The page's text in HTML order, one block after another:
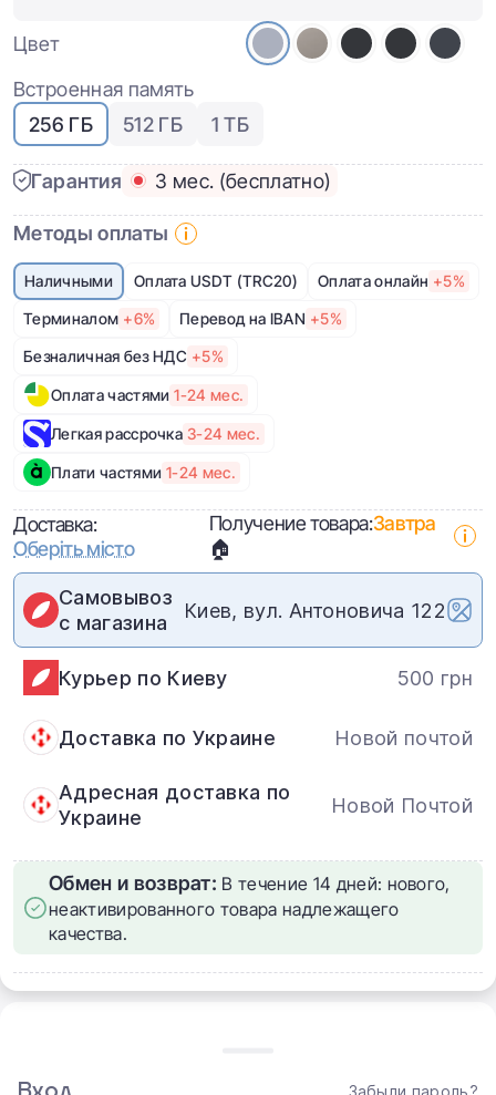
Цвет
Встроенная память
256 ГБ
512 ГБ 1 ТБ
Гарантия 3 мес. (бесплатно)
Методы оплаты
Наличными Оплата USDT (TRC20) Оплата онлайн +5%
Терминалом +6% Перевод на IBAN +5%
Безналичная без НДС +5%
Оплата частями 1-24 мес.
Легкая рассрочка 3-24 мес.
Плати частями 1-24 мес.
Доставка:
Оберіть місто
Получение товара:Завтра
🏠
Самовывоз
с магазина
Киев, вул. Антоновича 122
Курьер по Киеву 500 грн
Доставка по Украине Новой почтой
Адресная доставка по
Украине
Новой Почтой
Обмен и возврат: В течение 14 дней: нового,
неактивированного товара надлежащего
качества.
Забыли пароль?